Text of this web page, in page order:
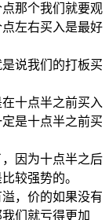
那个我们就要观
左右买入是最好
说我们的打板买
十点半之前买入
是十点半之前买
因为十点半之后
较强势的。
，价的如果没有
们就亏得更加